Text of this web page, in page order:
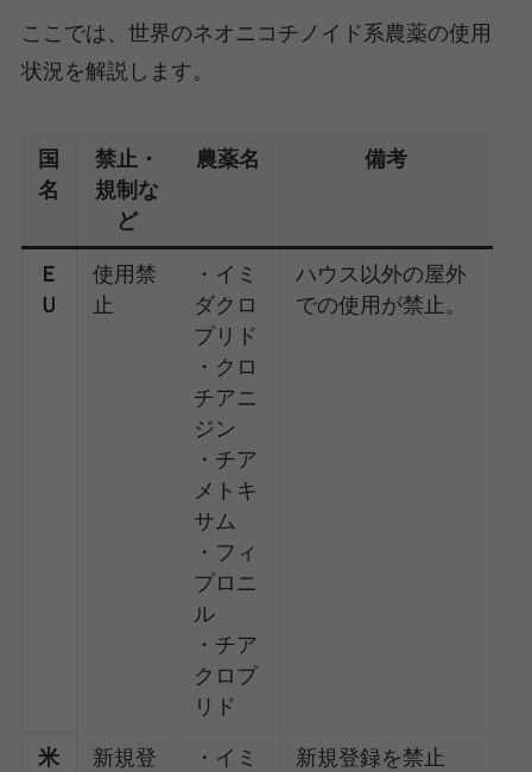
ここでは、世界のネオニコチノイド系農薬の使用
状況を解説します。
国
名
禁止・
規制な
ど
農薬名 備考
Ｅ
Ｕ
使用禁
止
・イミ
ダクロ
プリド
・クロ
チアニ
ジン
・チア
メトキ
サム
・フィ
プロニ
ル
・チア
クロプ
リド
ハウス以外の屋外
での使用が禁止。
米
新規登
・イミ
新規登録を禁止